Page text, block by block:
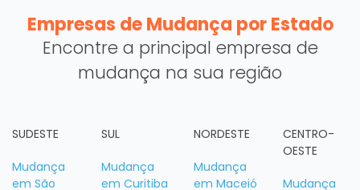
Empresas de Mudança por Estado
Encontre a principal empresa de
mudança na sua região
SUDESTE
Mudança
em São
SUL
Mudança
em Curitiba
NORDESTE
Mudança
em Maceió
CENTRO-
OESTE
Mudança